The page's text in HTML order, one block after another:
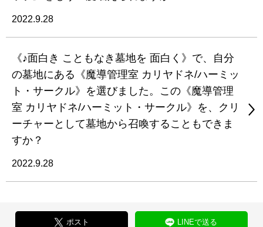
2022.9.28
《♪面白き こともなき墓地を 面白く》で、自分
の墓地にある《魔導管理室 カリヤドネ/ハーミッ
ト・サークル》を選びました。この《魔導管理
室 カリヤドネ/ハーミット・サークル》を、クリ
ーチャーとして墓地から召喚することもできま
すか？
2022.9.28
ポスト LINEで送る